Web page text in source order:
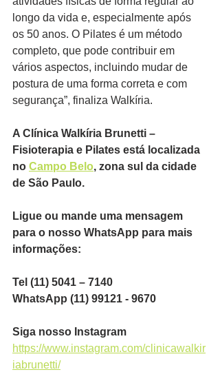
longo da vida e, especialmente após
os 50 anos. O Pilates é um método
completo, que pode contribuir em
vários aspectos, incluindo mudar de
postura de uma forma correta e com
segurança”, finaliza Walkíria.
A Clínica Walkíria Brunetti –
Fisioterapia e Pilates está localizada
no Campo Belo, zona sul da cidade
de São Paulo.
Ligue ou mande uma mensagem
para o nosso WhatsApp para mais
informações:
Tel (11) 5041 – 7140
WhatsApp (11) 99121 - 9670
Siga nosso Instagram
https://www.instagram.com/clinicawalkir
iabrunetti/